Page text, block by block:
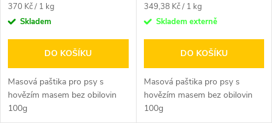
o
d
u
r
o
d
u
Měrná
cena:
370 Kč / 1 kg
Skladem
DO KOŠÍKU
Masová paštika pro psy s
hovězím masem bez obilovin
100g
Měrná
cena:
349,38 Kč / 1 kg
Skladem externě
DO KOŠÍKU
Masová paštika pro psy s
hovězím masem bez obilovin
100g